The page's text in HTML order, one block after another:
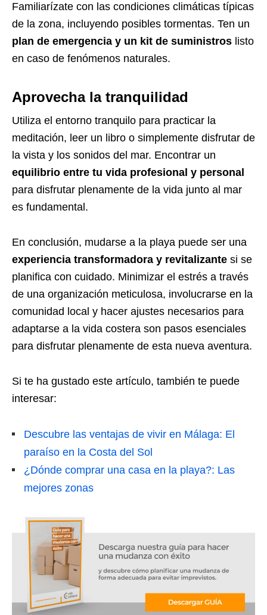
Familiarízate con las condiciones climáticas típicas
de la zona, incluyendo posibles tormentas. Ten un
plan de emergencia y un kit de suministros listo
en caso de fenómenos naturales.
Aprovecha la tranquilidad
Utiliza el entorno tranquilo para practicar la
meditación, leer un libro o simplemente disfrutar de
la vista y los sonidos del mar. Encontrar un
equilibrio entre tu vida profesional y personal
para disfrutar plenamente de la vida junto al mar
es fundamental.
En conclusión, mudarse a la playa puede ser una
experiencia transformadora y revitalizante si se
planifica con cuidado. Minimizar el estrés a través
de una organización meticulosa, involucrarse en la
comunidad local y hacer ajustes necesarios para
adaptarse a la vida costera son pasos esenciales
para disfrutar plenamente de esta nueva aventura.
Si te ha gustado este artículo, también te puede
interesar:
Descubre las ventajas de vivir en Málaga: El
paraíso en la Costa del Sol
¿Dónde comprar una casa en la playa?: Las
mejores zonas